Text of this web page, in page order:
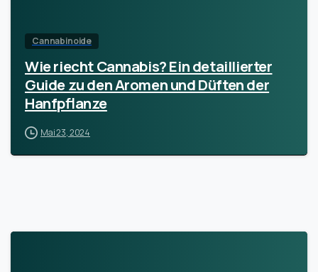
Cannabinoide
Wie riecht Cannabis? Ein detaillierter
Guide zu den Aromen und Düften der
Hanfpflanze
Mai 23, 2024